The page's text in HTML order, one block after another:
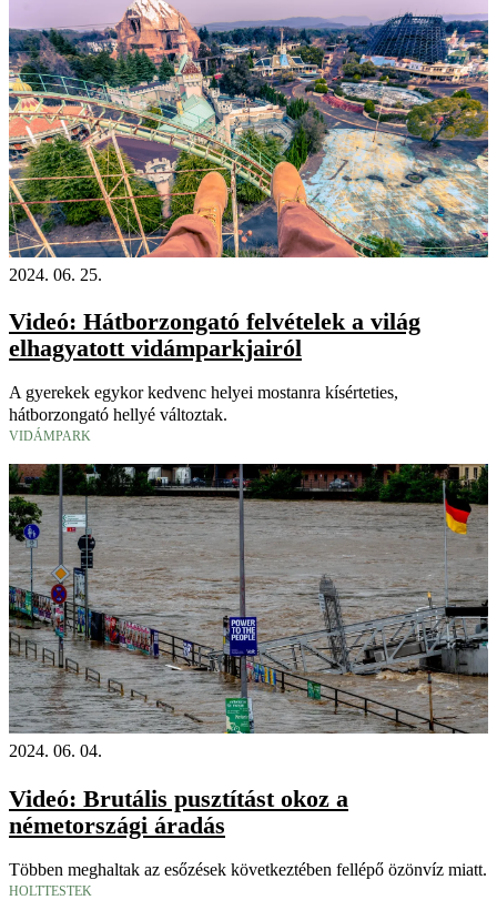
2024. 06. 25.
Videó: Hátborzongató felvételek a világ
elhagyatott vidámparkjairól
A gyerekek egykor kedvenc helyei mostanra kísérteties,
hátborzongató hellyé változtak.
VIDÁMPARK
2024. 06. 04.
Videó: Brutális pusztítást okoz a
németországi áradás
Többen meghaltak az esőzések következtében fellépő özönvíz miatt.
HOLTTESTEK